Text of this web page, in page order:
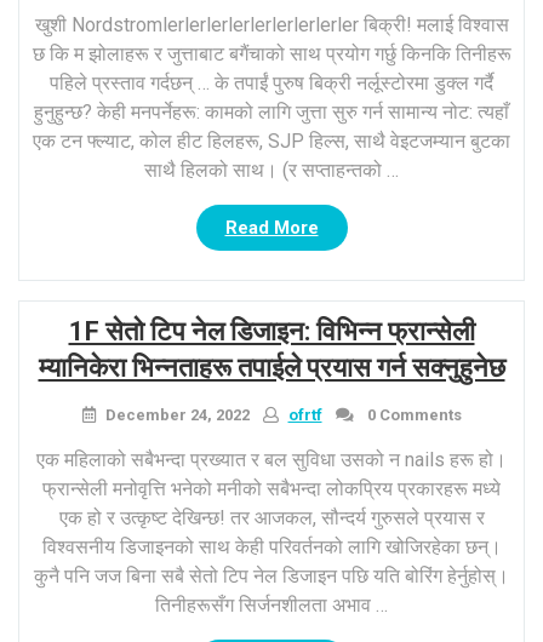
खुशी Nordstromlerlerlerlerlerlerlerlerler बिक्री! मलाई विश्वास
छ कि म झोलाहरू र जुत्ताबाट बगैंचाको साथ प्रयोग गर्छु किनकि तिनीहरू
पहिले प्रस्ताव गर्दछन् … के तपाईं पुरुष बिक्री नर्लूस्टोरमा डुक्ल गर्दै
हुनुहुन्छ? केही मनपर्नेहरू: कामको लागि जुत्ता सुरु गर्न सामान्य नोट: त्यहाँ
एक टन फ्ल्याट, कोल हीट हिलहरू, SJP हिल्स, साथै वेइटजम्यान बुटका
साथै हिलको साथ। (र सप्ताहन्तको …
Read More“Nordastrom
तुरन्त
निकासी
क्लियरेन्स
बिक्री
–
झोला
र
1F सेतो टिप नेल डिजाइन: विभिन्न फ्रान्सेली
म्यानिकेरा भिन्नताहरू तपाईले प्रयास गर्न सक्नुहुनेछ
December 24, 2022 ofrtf 0 Comments
एक महिलाको सबैभन्दा प्रख्यात र बल सुविधा उसको न nails हरू हो।
फ्रान्सेली मनोवृत्ति भनेको मनीको सबैभन्दा लोकप्रिय प्रकारहरू मध्ये
एक हो र उत्कृष्ट देखिन्छ! तर आजकल, सौन्दर्य गुरुसले प्रयास र
विश्वसनीय डिजाइनको साथ केही परिवर्तनको लागि खोजिरहेका छन्।
कुनै पनि जज बिना सबै सेतो टिप नेल डिजाइन पछि यति बोरिंग हेर्नुहोस्।
तिनीहरूसँग सिर्जनशीलता अभाव …